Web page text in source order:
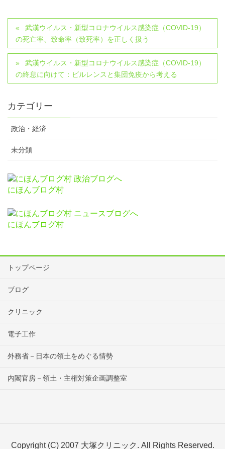
武漢ウイルス・新型コロナウイルス感染症（COVID-19）
の死亡率、致命率（致死率）を正しく扱う
武漢ウイルス・新型コロナウイルス感染症（COVID-19）
の終息に向けて：ビルレンスと集団免疫から考える
カテゴリー
政治・経済
未分類
にほんブログ村
にほんブログ村
トップページ
ブログ
クリニック
電子工作
外務省－日本の領土をめぐる情勢
内閣官房－領土・主権対策企画調整室
Copyright (C) 2007 大塚クリニック. All Rights Reserved.